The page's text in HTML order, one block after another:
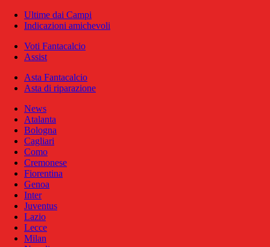
Ultime dai Campi
Indicazioni amichevoli
Voti Fantacalcio
Assist
Asta Fantacalcio
Asta di riparazione
News
Atalanta
Bologna
Cagliari
Como
Cremonese
Fiorentina
Genoa
Inter
Juventus
Lazio
Lecce
Milan